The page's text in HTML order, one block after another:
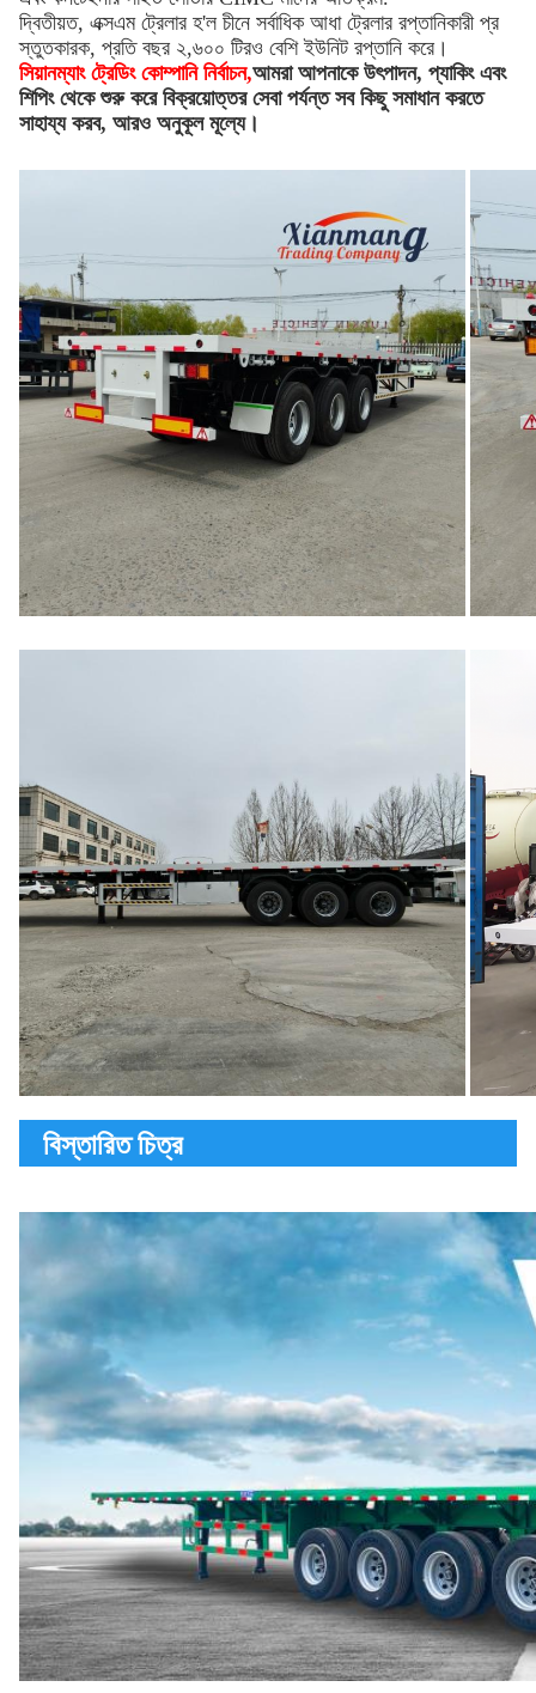
দ্বিতীয়ত, এক্সএম ট্রেলার হ'ল চীনে সর্বাধিক আধা ট্রেলার রপ্তানিকারী প্র
স্তুতকারক, প্রতি বছর ২,৬০০ টিরও বেশি ইউনিট রপ্তানি করে।
সিয়ানম্যাং ট্রেডিং কোম্পানি নির্বাচন,আমরা আপনাকে উৎপাদন, প্যাকিং এবং
শিপিং থেকে শুরু করে বিক্রয়োত্তর সেবা পর্যন্ত সব কিছু সমাধান করতে
সাহায্য করব, আরও অনুকূল মূল্যে।
বিস্তারিত চিত্র